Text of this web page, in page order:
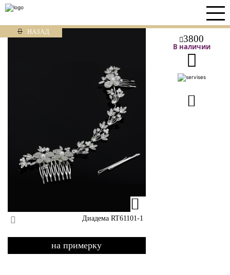
НАЗАД
3800
В наличии
Диадема RT61101-1
на примерку